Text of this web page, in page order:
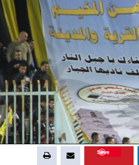
Save